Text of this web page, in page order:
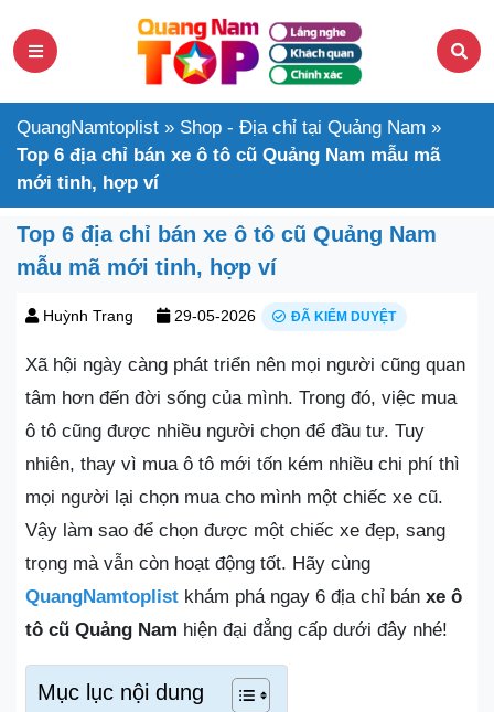
QuangNamtoplist » Shop - Địa chỉ tại Quảng Nam »
Top 6 địa chỉ bán xe ô tô cũ Quảng Nam mẫu mã
mới tinh, hợp ví
Top 6 địa chỉ bán xe ô tô cũ Quảng Nam
mẫu mã mới tinh, hợp ví
Huỳnh Trang 29-05-2026 ĐÃ KIỂM DUYỆT
Xã hội ngày càng phát triển nên mọi người cũng quan
tâm hơn đến đời sống của mình. Trong đó, việc mua
ô tô cũng được nhiều người chọn để đầu tư. Tuy
nhiên, thay vì mua ô tô mới tốn kém nhiều chi phí thì
mọi người lại chọn mua cho mình một chiếc xe cũ.
Vậy làm sao để chọn được một chiếc xe đẹp, sang
trọng mà vẫn còn hoạt động tốt. Hãy cùng
QuangNamtoplist khám phá ngay 6 địa chỉ bán xe ô
tô cũ Quảng Nam hiện đại đẳng cấp dưới đây nhé!
Mục lục nội dung